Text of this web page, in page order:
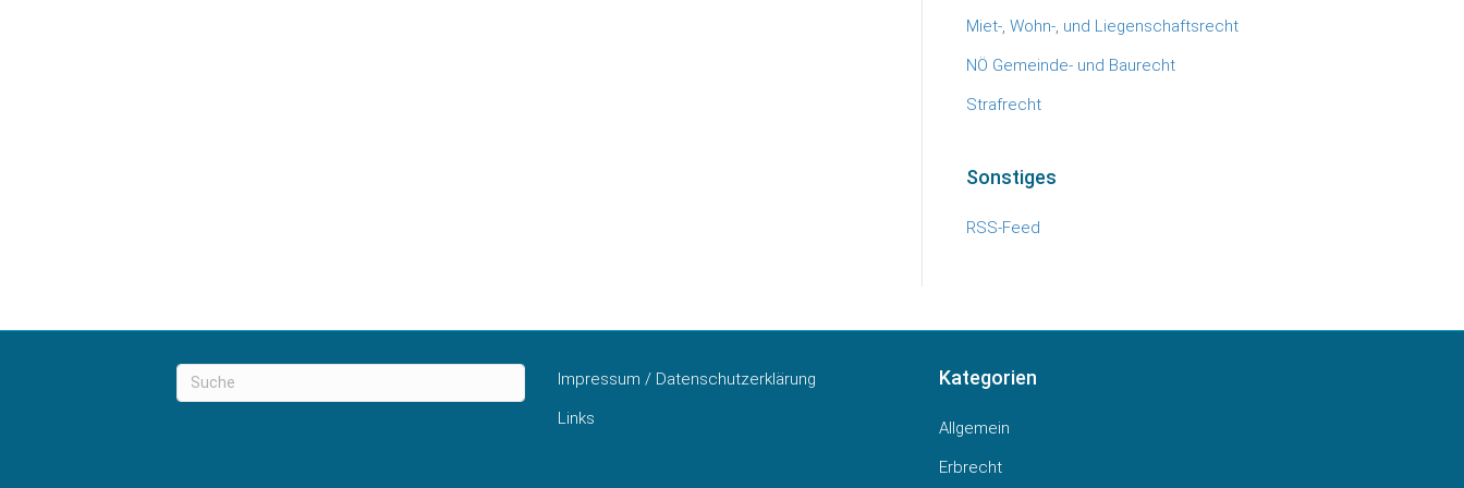
Miet-, Wohn-, und Liegenschaftsrecht
NÖ Gemeinde- und Baurecht
Strafrecht
Sonstiges
RSS-Feed
Impressum / Datenschutzerklärung
Links
Kategorien
Allgemein
Erbrecht